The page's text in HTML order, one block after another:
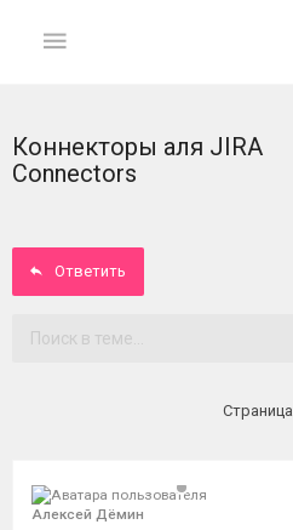
ГЛАВНАЯ
Вход
Коннекторы аля JIRA
Connectors
Ответить
Страница
Алексей Дёмин